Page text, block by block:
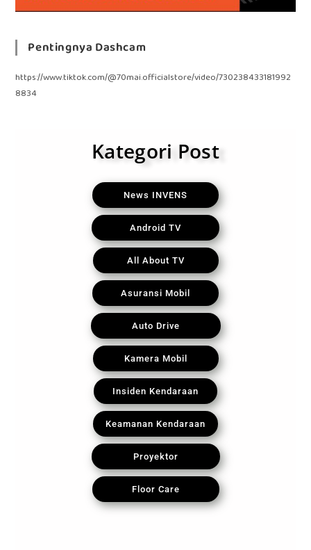
Pentingnya Dashcam
https://www.tiktok.com/@70mai.officialstore/video/730238433181992
8834
Kategori Post
News INVENS
Android TV
All About TV
Asuransi Mobil
Auto Drive
Kamera Mobil
Insiden Kendaraan
Keamanan Kendaraan
Proyektor
Floor Care